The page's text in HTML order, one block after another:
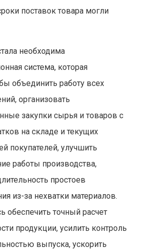
поставок товара могли
необходима
система, которая
объединить работу всех
организовать
закупки сырья и товаров с
на складе и текущих
покупателей, улучшить
работы производства,
простоев
из-за нехватки материалов.
обеспечить точный расчет
продукции, усилить контроль
выпуска, ускорить